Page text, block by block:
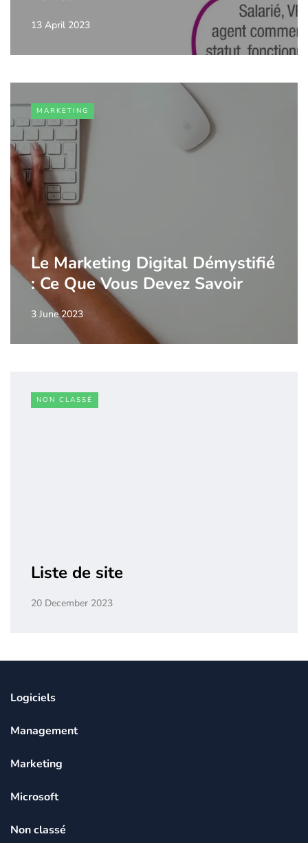
13 April 2023
MARKETING
Le Marketing Digital Démystifié
: Ce Que Vous Devez Savoir
3 June 2023
NON CLASSÉ
Liste de site
20 December 2023
Logiciels
Management
Marketing
Microsoft
Non classé